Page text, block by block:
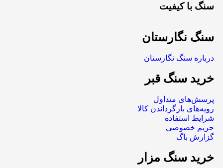
سنگ با کیفیت
سنگ نگارستان
درباره سنگ نگارستان
خرید سنگ قبر
پرسش‌های متداول
رویه‌های بازگرداندن کالا
شرایط استفاده
حریم خصوصی
گزارش باگ
خرید سنگ مزار